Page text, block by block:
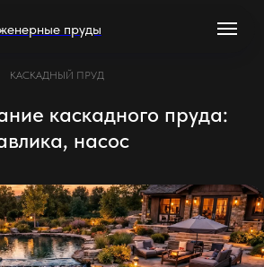
пруды
КАСКАДНЫЙ ПРУД
каскадного пруда:
насос